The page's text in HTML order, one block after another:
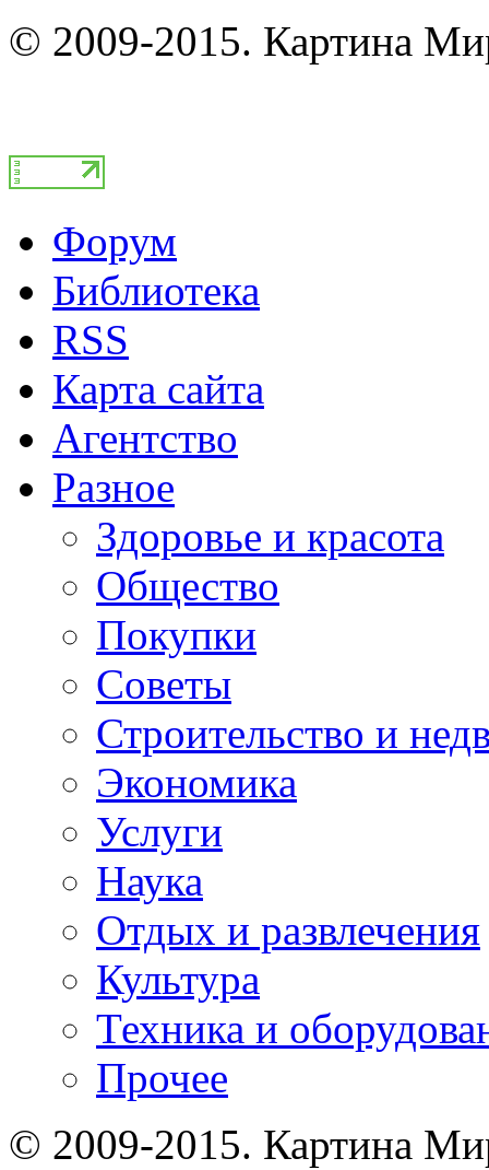
© 2009-2015. Картина
Форум
Библиотека
RSS
Карта сайта
Агентство
Разное
Здоровье и красота
Общество
Покупки
Советы
Строительство и
Экономика
Услуги
Наука
Отдых и развлечения
Культура
Техника и
Прочее
© 2009-2015. Картина